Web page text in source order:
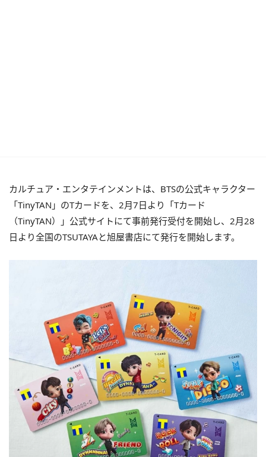
カルチュア・エンタテインメントは、BTSの公式キャラクター
「TinyTAN」のTカードを、2月7日より「Tカード
（TinyTAN）」公式サイトにて事前発行受付を開始し、2月28
日より全国のTSUTAYAと旭屋書店にて発行を開始します。